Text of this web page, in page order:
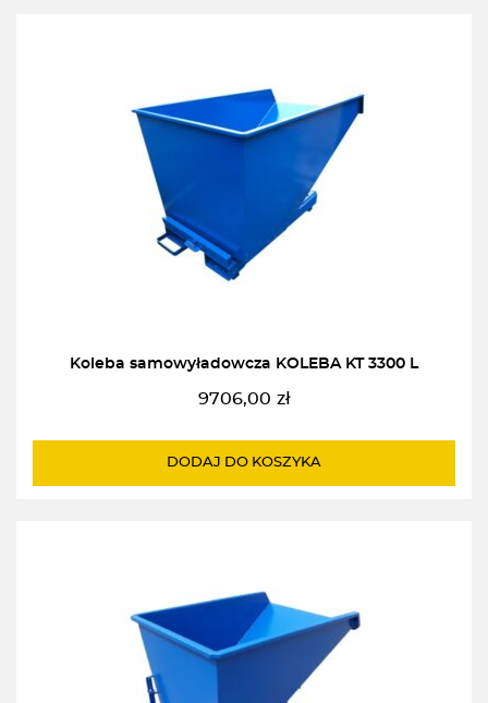
Koleba samowyładowcza KOLEBA KT 3300 L
9706,00 zł
DODAJ DO KOSZYKA